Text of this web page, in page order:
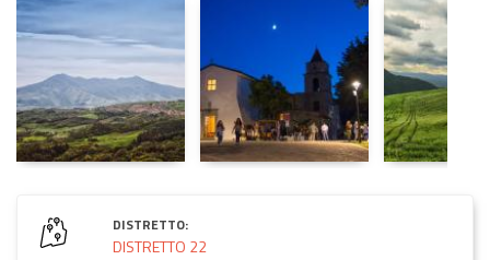
DISTRETTO:
DISTRETTO 22